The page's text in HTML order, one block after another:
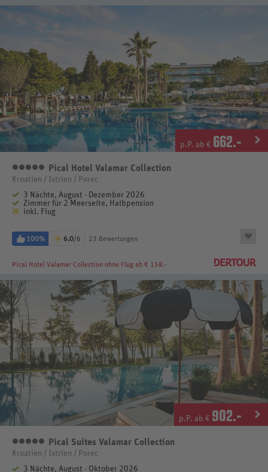
p.P. ab € 662.-
5 Sterne
Pical Hotel Valamar Collection
Kroatien / Istrien / Porec
3 Nächte, August - Dezember 2026
Zimmer für 2 Meerseite, Halbpension
inkl. Flug
100% 6,0/6 23 Bewertungen
Pical Hotel Valamar Collection ohne Flug ab € 158.-
p.P. ab € 902.-
5 Sterne
Pical Suites Valamar Collection
Kroatien / Istrien / Porec
3 Nächte, August - Oktober 2026